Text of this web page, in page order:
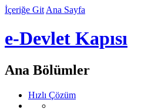
İçeriğe Git Ana Sayfa
e-Devlet Kapısı
Ana Bölümler
Hızlı Çözüm